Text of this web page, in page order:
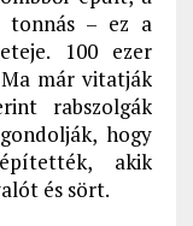
tonnás – ez a
100 ezer
már vitatják
rabszolgák
hogy
akik
és sört.